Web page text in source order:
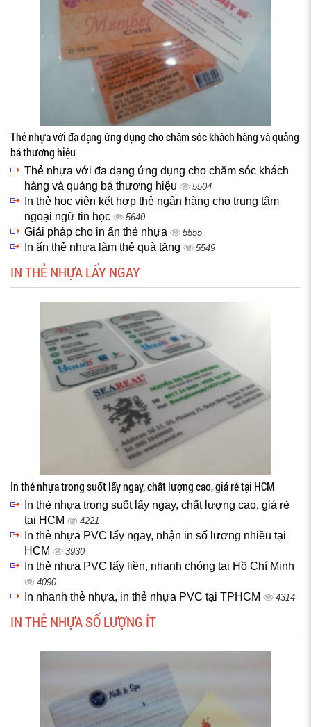
Thẻ nhựa với đa dạng ứng dụng cho chăm sóc khách hàng và quảng
bá thương hiệu
Thẻ nhựa với đa dạng ứng dụng cho chăm sóc khách
hàng và quảng bá thương hiệu
5504
In thẻ học viên kết hợp thẻ ngân hàng cho trung tâm
ngoại ngữ tin học
5640
Giải pháp cho in ấn thẻ nhựa 5555
In ấn thẻ nhựa làm thẻ quà tặng 5549
IN THẺ NHỰA LẤY NGAY
In thẻ nhựa trong suốt lấy ngay, chất lượng cao, giá rẻ tại HCM
In thẻ nhựa trong suốt lấy ngay, chất lượng cao, giá rẻ
tại HCM
4221
In thẻ nhựa PVC lấy ngay, nhận in số lượng nhiều tại
HCM
3930
In thẻ nhựa PVC lấy liền, nhanh chóng tại Hồ Chí Minh
4090
In nhanh thẻ nhựa, in thẻ nhựa PVC tại TPHCM 4314
IN THẺ NHỰA SỐ LƯỢNG ÍT